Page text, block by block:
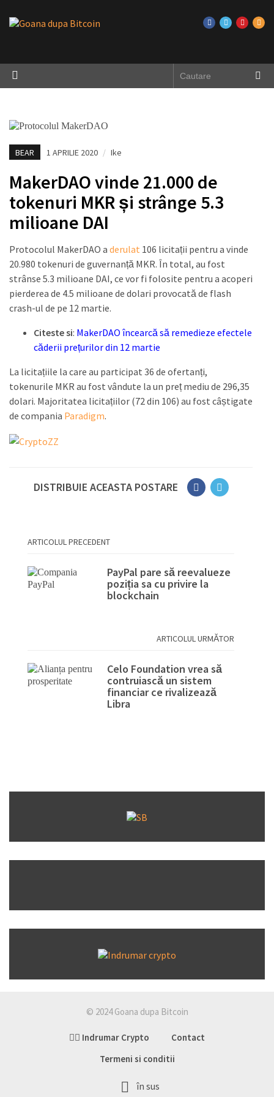
BEAR 1 APRILIE 2020 / Ike
MakerDAO vinde 21.000 de
tokenuri MKR și strânge 5.3
milioane DAI
Protocolul MakerDAO a derulat 106 licitații pentru a vinde
20.980 tokenuri de guvernanță MKR. În total, au fost
strânse 5.3 milioane DAI, ce vor fi folosite pentru a acoperi
pierderea de 4.5 milioane de dolari provocată de flash
crash-ul de pe 12 martie.
Citeste si: MakerDAO încearcă să remedieze efectele
căderii prețurilor din 12 martie
La licitațiile la care au participat 36 de ofertanți,
tokenurile MKR au fost vândute la un preț mediu de 296,35
dolari. Majoritatea licitațiilor (72 din 106) au fost câștigate
de compania Paradigm.
DISTRIBUIE ACEASTA POSTARE
ARTICOLUL PRECEDENT
PayPal pare să reevalueze
poziția sa cu privire la
blockchain
ARTICOLUL URMĂTOR
Celo Foundation vrea să
contruiască un sistem
financiar ce rivalizează
Libra
© 2024 Goana dupa Bitcoin
👉🏽 Indrumar Crypto
Contact
Termeni si conditii
în sus